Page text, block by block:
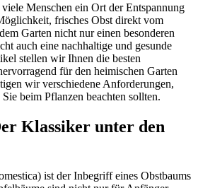
Menschen ein Ort der Entspannung
frisches Obst direkt vom
Garten nicht nur einen besonderen
auch eine nachhaltige und gesunde
stellen wir Ihnen die besten
für den heimischen Garten
wir verschiedene Anforderungen,
beim Pflanzen beachten sollten.
Klassiker unter den
ist der Inbegriff eines Obstbaums